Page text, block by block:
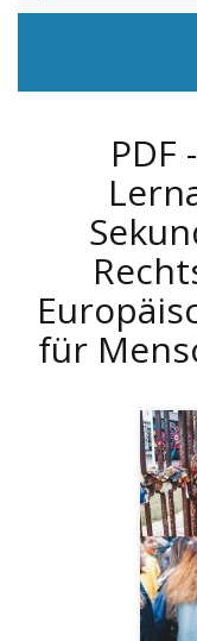
PDF
für